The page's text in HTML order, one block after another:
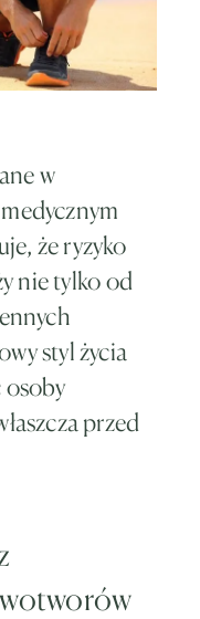
w
że ryzyko
nie tylko od
styl życia
osoby
przed